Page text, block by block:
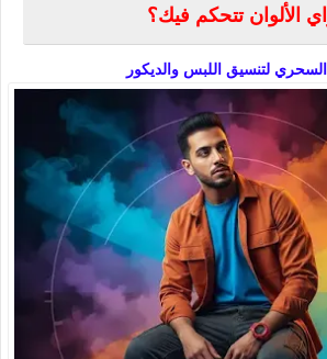
الألوان تتحكم فيك؟
لتنسيق اللبس والديكور